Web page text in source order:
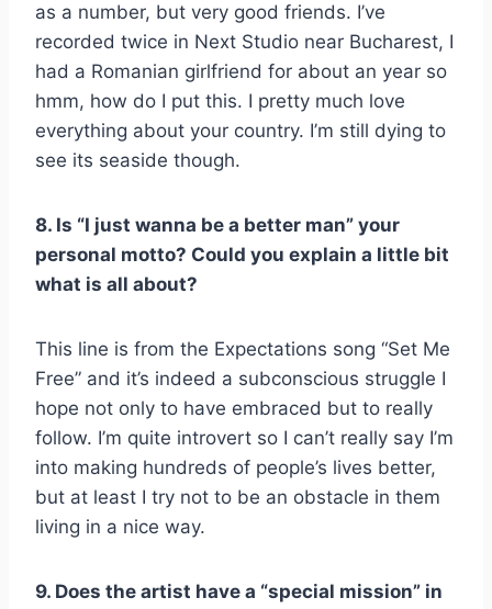
as a number, but very good friends. I’ve
recorded twice in Next Studio near Bucharest, I
had a Romanian girlfriend for about an year so
hmm, how do I put this. I pretty much love
everything about your country. I’m still dying to
see its seaside though.
8. Is “I just wanna be a better man” your
personal motto? Could you explain a little bit
what is all about?
This line is from the Expectations song “Set Me
Free” and it’s indeed a subconscious struggle I
hope not only to have embraced but to really
follow. I’m quite introvert so I can’t really say I’m
into making hundreds of people’s lives better,
but at least I try not to be an obstacle in them
living in a nice way.
9. Does the artist have a “special mission” in